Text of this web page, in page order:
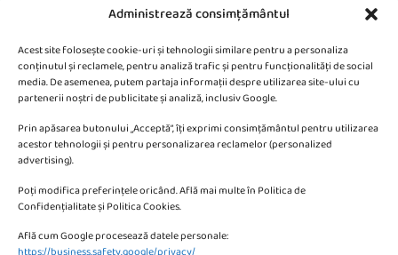
Administrează consimțământul
Acest site folosește cookie-uri și tehnologii similare pentru a personaliza
conținutul și reclamele, pentru analiză trafic și pentru funcționalități de social
media. De asemenea, putem partaja informații despre utilizarea site-ului cu
partenerii noștri de publicitate și analiză, inclusiv Google.
Prin apăsarea butonului „Acceptă”, îți exprimi consimțământul pentru utilizarea
acestor tehnologii și pentru personalizarea reclamelor (personalized
advertising).
Poți modifica preferințele oricând. Află mai multe în Politica de
Confidențialitate și Politica Cookies.
Află cum Google procesează datele personale:
Va putem sprijini si prin:
CONTACTEAZA-NE